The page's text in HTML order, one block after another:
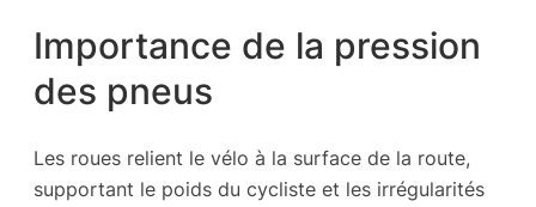
Importance de la pression
des pneus
Les roues relient le vélo à la surface de la route,
supportant le poids du cycliste et les irrégularités